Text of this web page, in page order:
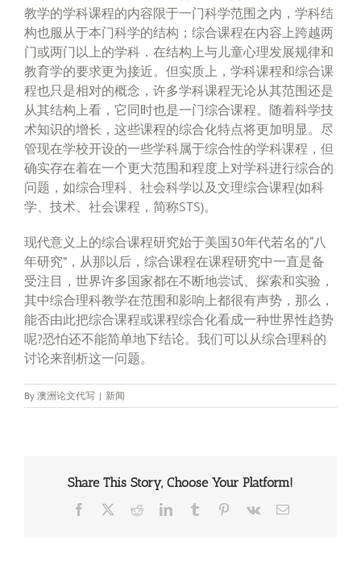
教学的学科课程的内容限于一门科学范围之内，学科结
构也服从于本门科学的结构；综合课程在内容上跨越两
门或两门以上的学科．在结构上与儿童心理发展规律和
教育学的要求更为接近。但实质上，学科课程和综合课
程也只是相对的概念，许多学科课程无论从其范围还是
从其结构上看，它同时也是一门综合课程。随着科学技
术知识的增长，这些课程的综合化特点将更加明显。尽
管现在学校开设的一些学科属于综合性的学科课程，但
确实存在着在一个更大范围和程度上对学科进行综合的
问题，如综合理科、社会科学以及文理综合课程(如科
学、技术、社会课程，简称STS)。
现代意义上的综合课程研究始于美国30年代若名的“八
年研究”，从那以后，综合课程在课程研究中一直是备
受注目，世界许多国家都在不断地尝试、探索和实验，
其中综合理科教学在范围和影响上都很有声势，那么，
能否由此把综合课程或课程综合化看成一种世界性趋势
呢?恐怕还不能简单地下结论。我们可以从综合理科的
讨论来剖析这一问题。
By 澳洲论文代写 | 新闻
Share This Story, Choose Your Platform!
Facebook RedditLinkedInTumblr Pinterest
Vk Email